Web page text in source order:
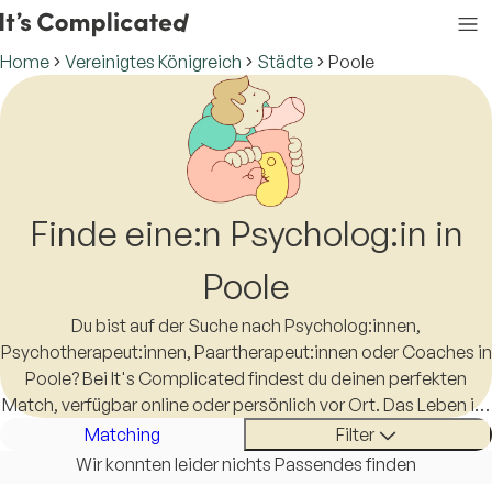
Home Vereinigtes Königreich Städte Poole
Finde eine:n Psycholog:in in
Poole
Du bist auf der Suche nach Psycholog:innen,
Psychotherapeut:innen, Paartherapeut:innen oder Coaches in
Poole? Bei It's Complicated findest du deinen perfekten
Match, verfügbar online oder persönlich vor Ort. Das Leben ist
schon kompliziert genug, eine:n Therapeut:in in Poole zu
finden sollte es nicht sein.
Matching
Filter
Wir konnten leider nichts Passendes finden